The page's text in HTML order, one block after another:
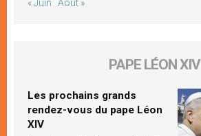
« Juin Août »
PAPE LÉON XIV
Les prochains grands
rendez-vous du pape Léon
XIV